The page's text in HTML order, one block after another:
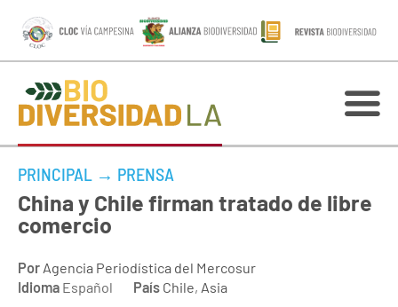
PRINCIPAL → PRENSA
China y Chile firman tratado de libre
comercio
Por Agencia Periodística del Mercosur
Idioma Español País Chile, Asia